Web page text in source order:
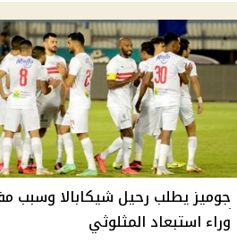
جوميز يطلب رحيل شيكابالا وسبب
وراء استبعاد المثلوثي